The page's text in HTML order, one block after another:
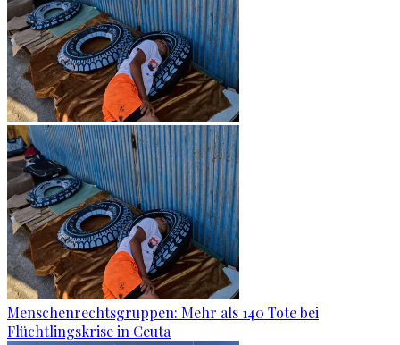
Menschenrechtsgruppen: Mehr als 140 Tote bei
Flüchtlingskrise in Ceuta